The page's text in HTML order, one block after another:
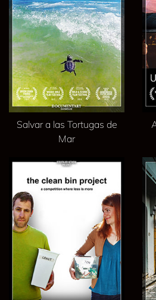
Salvar a las Tortugas de
Mar